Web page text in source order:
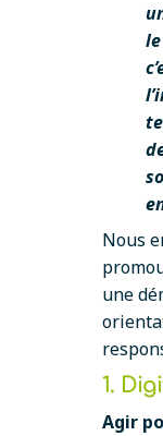
Nous
une
1.
Agir